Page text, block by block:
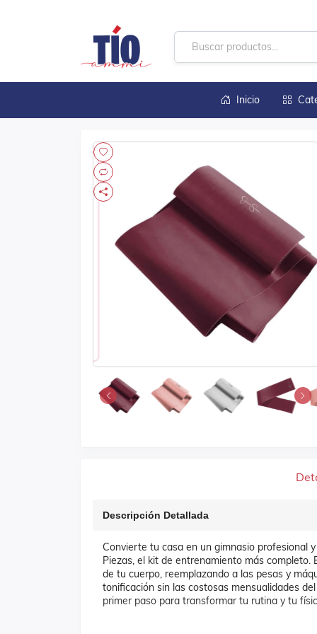
Inicio
Descripción Detallada
Convierte tu casa en un gimnasio profesional
Piezas, el kit de entrenamiento más
de tu cuerpo, reemplazando a las pesas y
tonificación sin las costosas mensualidades
primer paso para transformar tu rutina y tu